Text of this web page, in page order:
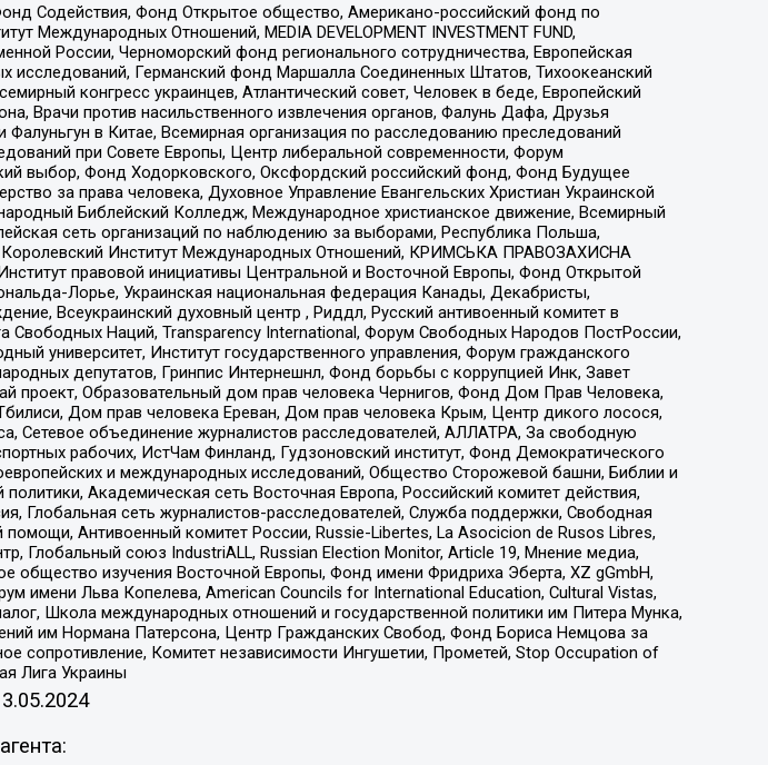
Содействия, Фонд Открытое общество, Американо-российский фонд по
Международных Отношений, MEDIA DEVELOPMENT INVESTMENT FUND,
России, Черноморский фонд регионального сотрудничества, Европейская
Германский фонд Маршалла Соединенных Штатов, Тихоокеанский
конгресс украинцев, Атлантический совет, Человек в беде, Европейский
Врачи против насильственного извлечения органов, Фалунь Дафа, Друзья
в Китае, Всемирная организация по расследованию преследований
при Совете Европы, Центр либеральной современности, Форум
выбор, Фонд Ходорковского, Оксфордский российский фонд, Фонд Будущее
за права человека, Духовное Управление Евангельских Христиан Украинской
Библейский Колледж, Международное христианское движение, Всемирный
сеть организаций по наблюдению за выборами, Республика Польша,
Институт Международных Отношений, КРИМСЬКА ПРАВОЗАХИСНА
правовой инициативы Центральной и Восточной Европы, Фонд Открытой
Лорье, Украинская национальная федерация Канады, Декабристы,
Всеукраинский духовный центр , Риддл, Русский антивоенный комитет в
Наций, Transparеncy International, Форум Свободных Народов ПостРоссии,
университет, Институт государственного управления, Форум гражданского
депутатов, Гринпис Интернешнл, Фонд борьбы с коррупцией Инк, Завет
проект, Образовательный дом прав человека Чернигов, Фонд Дом Прав Человека,
Дом прав человека Ереван, Дом прав человека Крым, Центр дикого лосося,
Сетевое объединение журналистов расследователей, АЛЛАТРА, За свободную
рабочих, ИстЧам Финланд, Гудзоновский институт, Фонд Демократического
и международных исследований, Общество Сторожевой башни, Библии и
Академическая сеть Восточная Европа, Российский комитет действия,
сеть журналистов-расследователей, Служба поддержки, Свободная
Антивоенный комитет России, Russie-Libertes, La Asocicion de Rusos Libres,
Глобальный союз IndustriALL, Russian Election Monitor, Article 19, Мнение медиа,
общество изучения Восточной Европы, Фонд имени Фридриха Эберта, XZ gGmbH,
имени Льва Копелева, American Councils for International Education, Cultural Vistas,
Школа международных отношений и государственной политики им Питера Мунка,
им Нормана Патерсона, Центр Гражданских Свобод, Фонд Бориса Немцова за
сопротивление, Комитет независимости Ингушетии, Прометей, Stop Occupation of
Лига Украины